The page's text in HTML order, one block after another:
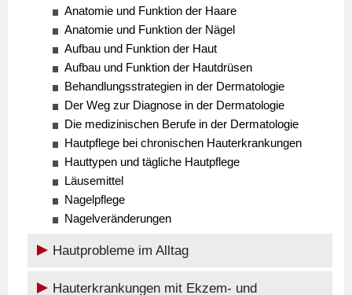
Anatomie und Funktion der Haare
Anatomie und Funktion der Nägel
Aufbau und Funktion der Haut
Aufbau und Funktion der Hautdrüsen
Behandlungsstrategien in der Dermatologie
Der Weg zur Diagnose in der Dermatologie
Die medizinischen Berufe in der Dermatologie
Hautpflege bei chronischen Hauterkrankungen
Hauttypen und tägliche Hautpflege
Läusemittel
Nagelpflege
Nagelveränderungen
Hautprobleme im Alltag
Hauterkrankungen mit Ekzem- und